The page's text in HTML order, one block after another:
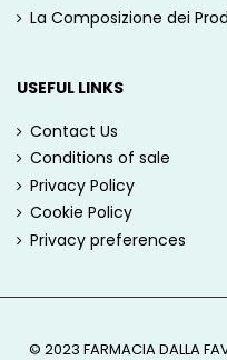
La Composizione dei
USEFUL LINKS
Contact Us
Conditions of sale
Privacy Policy
Cookie Policy
Privacy preferences
© 2023 FARMACIA DALLA